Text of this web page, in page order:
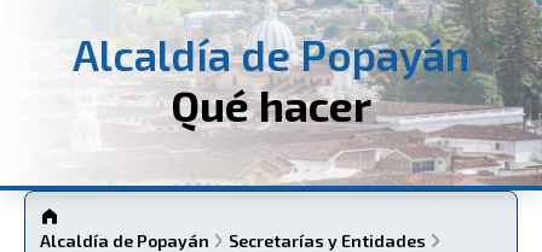
Alcaldía de Popayán
Qué hacer
Alcaldía de Popayán
Secretarías y Entidades